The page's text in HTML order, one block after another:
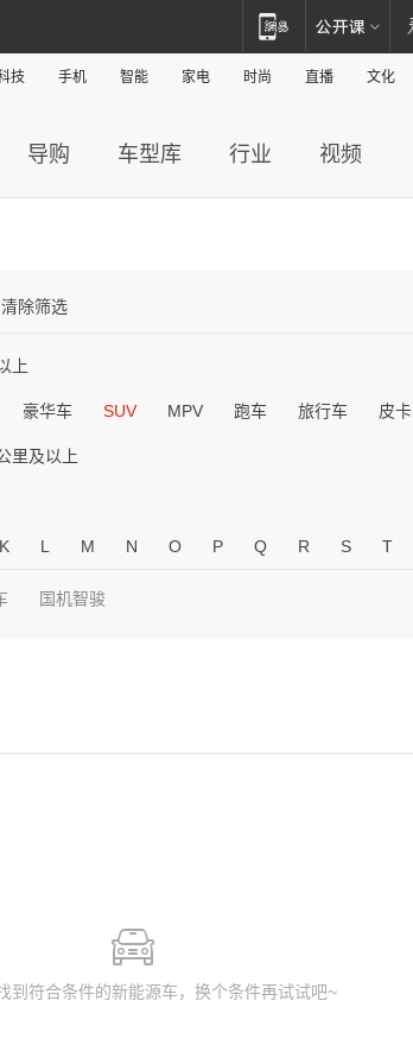
技 手机 智能 家电 时尚 直播 文化
导购 车型库 行业 视频
清除筛选
上
豪华车 SUV MPV 跑车 旅行车 皮卡
里及以上
K L M N O P Q R S T
国机智骏
到符合条件的新能源车，换个条件再试试吧~